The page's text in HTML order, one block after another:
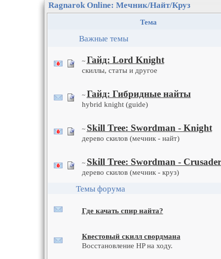
Ragnarok Online: Мечник/Найт/Круз
Тема
Важные темы
~ Гайд: Lord Knight
скиллы, статы и другое
~ Гайд: Гибридные найты
hybrid knight (guide)
~ Skill Tree: Swordman - Knight
дерево скилов (мечник - найт)
~ Skill Tree: Swordman - Crusader
дерево скилов (мечник - круз)
Темы форума
Где качать спир найта?
Квестовый скилл свордмана
Восстановление HP на ходу.